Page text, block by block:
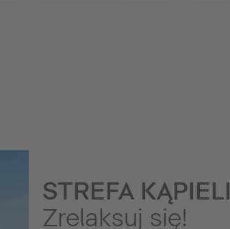
STREFA KĄPIELI
Zrelaksuj się!